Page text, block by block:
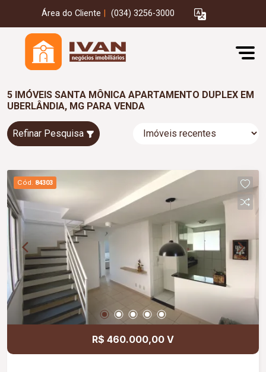
Área do Cliente (034) 3256-3000
5 IMÓVEIS SANTA MÔNICA APARTAMENTO DUPLEX EM
UBERLÂNDIA, MG PARA VENDA
Refinar Pesquisa
Cód. 84303
R$ 460.000,00 V